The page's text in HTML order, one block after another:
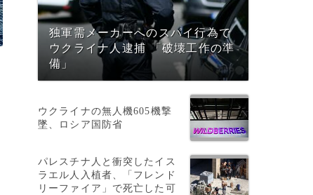
独軍需メーカーへのスパイ行為で
ウクライナ人逮捕 「破壊工作の準
備」
ウクライナの無人機605機撃
墜、ロシア国防省
パレスチナ人と衝突したイス
ラエル人入植者、「フレンド
リーファイア」で死亡した可